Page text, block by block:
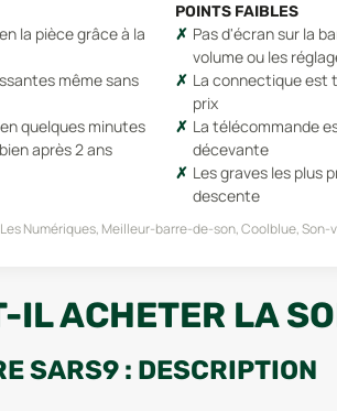
la pièce grâce à la
même sans
quelques minutes
après 2 ans
POINTS FAIBLES
Pas d'écran sur la
volume ou les
La connectique est
prix
La télécommande
décevante
Les graves les plus
descente
Les Numériques, Meilleur-barre-de-son, Coolblue,
IL ACHETER LA
SARS9 : DESCRIPTION